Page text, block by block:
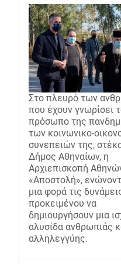
Στο πλευρό των
που έχουν γνωρίσει
πρόσωπο της
των κοινωνικο-
συνεπειών της,
Δήμος Αθηναίων, η
Αρχιεπισκοπή
«Αποστολή»,
μια φορά τις
προκειμένου να
δημιουργήσουν μια
αλυσίδα ανθρωπιάς
αλληλεγγύης.